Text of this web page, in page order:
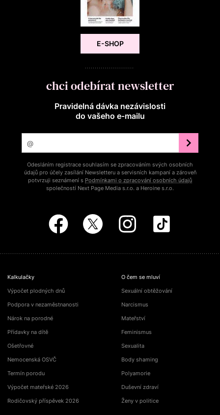
E-SHOP
chci odebírat newsletter
Pravidelná dávka nezávislosti
do vašeho e‑mailu
Odesláním registrace souhlasím se zpracováním svých osobních
údajů pro účely zasílání Newsletteru a servisních kampaní a zároveň
potvrzuji seznámení s Podmínkami o zpracování osobních údajů
společností Next Page Media s.r.o. a Heroine s.r.o.
Kalkulačky
Výpočet plodných dnů
Podpora v nezaměstnanosti
Nárok na porodné
Přídavky na dítě
Ošetřovné
Nemocenská OSVČ
Termín porodu
Výpočet mateřské 2026
Rodičovský příspěvek 2026
O čem se mluví
Sexuální obtěžování
Narcismus
Mateřství
Feminismus
Sexualita
Body shaming
Polyamorie
Duševní zdraví
Ženy v politice